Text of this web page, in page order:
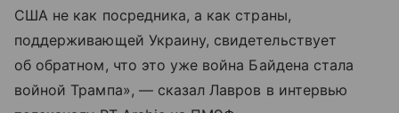
США не как посредника, а как страны,
поддерживающей Украину, свидетельствует
об обратном, что это уже война Байдена стала
войной Трампа», — сказал Лавров в интервью